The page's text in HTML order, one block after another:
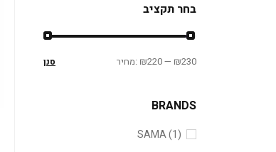
בחר תקציב
סנן מחיר: ₪220— ₪230
BRANDS
SAMA(1)